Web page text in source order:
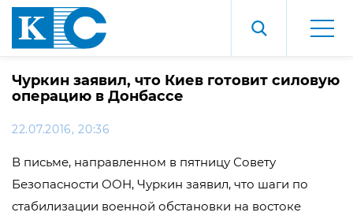
Чуркин заявил, что Киев готовит силовую
операцию в Донбассе
22.07.2016, 20:36
В письме, направленном в пятницу Совету
Безопасности ООН, Чуркин заявил, что шаги по
стабилизации военной обстановки на востоке